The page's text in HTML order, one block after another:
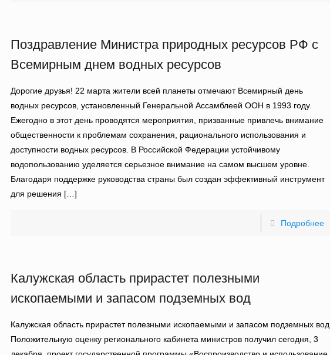
Поздравление Министра природных ресурсов РФ с
Всемирным днем водных ресурсов
Дорогие друзья! 22 марта жители всей планеты отмечают Всемирный день
водных ресурсов, установленный Генеральной Ассамблеей ООН в 1993 году.
Ежегодно в этот день проводятся мероприятия, призванные привлечь внимание
общественности к проблемам сохранения, рационального использования и
доступности водных ресурсов. В Российской Федерации устойчивому
водопользованию уделяется серьезное внимание на самом высшем уровне.
Благодаря поддержке руководства страны был создан эффективный инструмент
для решения […]
Подробнее
Калужская область прирастет полезными
ископаемыми и запасом подземных вод
Калужская область прирастет полезными ископаемыми и запасом подземных вод
Положительную оценку регионального кабинета министров получил сегодня, 3